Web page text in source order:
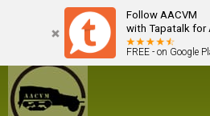
Follow AACVM
with Tapatalk for
FREE - on Google